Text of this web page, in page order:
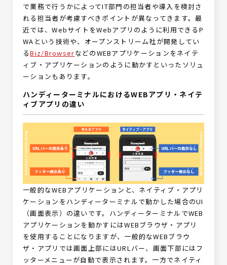
で業務で行うかによってIT部門の担当者や導入を検討さ
れる担当者が考慮すべきポイントが異なってきます。最
近では、WebサイトをWebアプリのように利用できるP
WAという技術や、オープンストリーム社が開発してい
るBiz/BrowserなどのWEBアプリケーションをネイテ
ィブ・アプリケーションのように動かすといったソリュ
ーションもあります。
ハンディーターミナルにおけるWEBアプリ・ネイテ
ィブアプリの違い
一般的なWEBアプリケーションと、ネイティブ・アプリ
ケーションをハンディーターミナルで動かした場合のUI
（画面表示）の違いです。ハンディーターミナルでWEB
アプリケーションを動かすにはWEBブラウザ・アプリ
を使用することになりますが、一般的なWEBブラウ
ザ・アプリでは画面上部にはURLバー、画面下部にはフ
ッターメニューが自動で表示されます。一方でネイティ